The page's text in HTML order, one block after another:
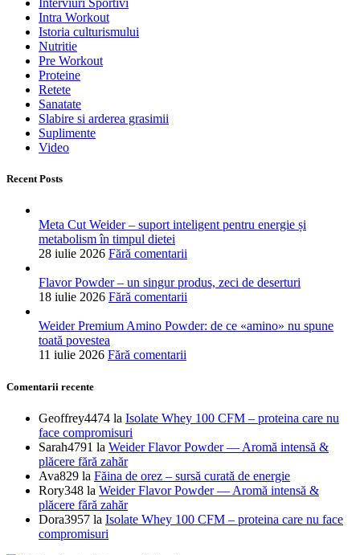
Interviuri Sportivi
Intra Workout
Istoria culturismului
Nutritie
Pre Workout
Proteine
Retete
Sanatate
Slabire si arderea grasimii
Suplimente
Video
Recent Posts
Meta Cut Weider – suport inteligent pentru energie și
metabolism în timpul dietei
28 iulie 2026 Fără comentarii
Flavor Powder – un singur produs, zeci de deserturi
18 iulie 2026 Fără comentarii
Weider Premium Amino Powder: de ce «amino» nu spune
toată povestea
11 iulie 2026 Fără comentarii
Comentarii recente
Geoffrey4474 la Isolate Whey 100 CFM – proteina care nu
face compromisuri
Sarah4791 la Weider Flavor Powder — Aromă intensă &
plăcere fără zahăr
Ava829 la Făina de orez – sursă curată de energie
Rory348 la Weider Flavor Powder — Aromă intensă &
plăcere fără zahăr
Dora3957 la Isolate Whey 100 CFM – proteina care nu face
compromisuri